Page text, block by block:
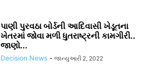
પાણી પુરવઠા બોર્ડની આદિવાસી ખેડૂતના
ખેતરમાં જોવા મળી ધુતરાષ્ટ્રની કામગીરી..
જાણો...
Decision News - જાન્યુઆરી 2, 2022